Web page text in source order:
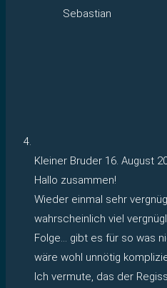
Sebastian
Kleiner Bruder 16. August
Hallo zusammen!
Wieder einmal sehr
wahrscheinlich viel
Folge… gibt es für so was
wäre wohl unnötig
Ich vermute, das der